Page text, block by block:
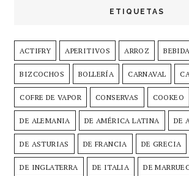
ETIQUETAS
ACTIFRY APERITIVOS ARROZ
BIZCOCHOS BOLLERÍA CARNAVAL
COFRE DE VAPOR CONSERVAS COOKEO
DE ALEMANIA DE AMÉRICA LATINA DE
DE ASTURIAS DE FRANCIA DE GRECIA
DE INGLATERRA DE ITALIA DE